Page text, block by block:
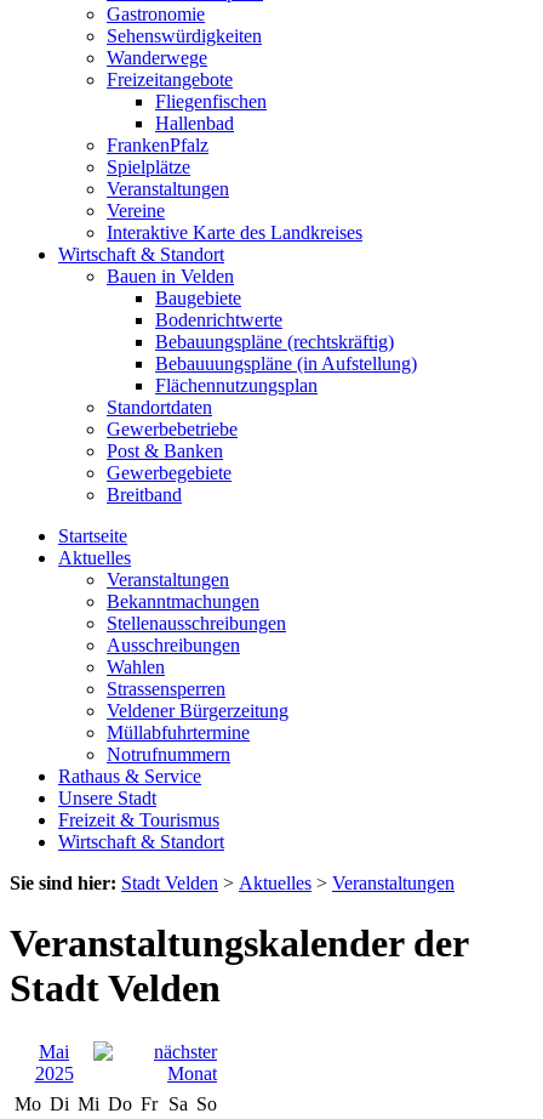
Gastronomie
Sehenswürdigkeiten
Wanderwege
Freizeitangebote
Fliegenfischen
Hallenbad
FrankenPfalz
Spielplätze
Veranstaltungen
Vereine
Interaktive Karte des Landkreises
Wirtschaft & Standort
Bauen in Velden
Baugebiete
Bodenrichtwerte
Bebauungspläne (rechtskräftig)
Bebauuungspläne (in Aufstellung)
Flächennutzungsplan
Standortdaten
Gewerbebetriebe
Post & Banken
Gewerbegebiete
Breitband
Startseite
Aktuelles
Veranstaltungen
Bekanntmachungen
Stellenausschreibungen
Ausschreibungen
Wahlen
Strassensperren
Veldener Bürgerzeitung
Müllabfuhrtermine
Notrufnummern
Rathaus & Service
Unsere Stadt
Freizeit & Tourismus
Wirtschaft & Standort
Sie sind hier: Stadt Velden > Aktuelles > Veranstaltungen
Veranstaltungskalender der
Stadt Velden
Mai
2025
Mo Di Mi Do Fr Sa So